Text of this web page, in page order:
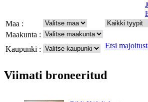
Maa :
Maakunta :
Kaupunki :
Etsi
Viimati broneeritud